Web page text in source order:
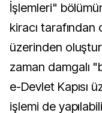
İşlemleri"
kiracı
üzerinden
zaman damgalı
e-Devlet Kapısı
işlemi de